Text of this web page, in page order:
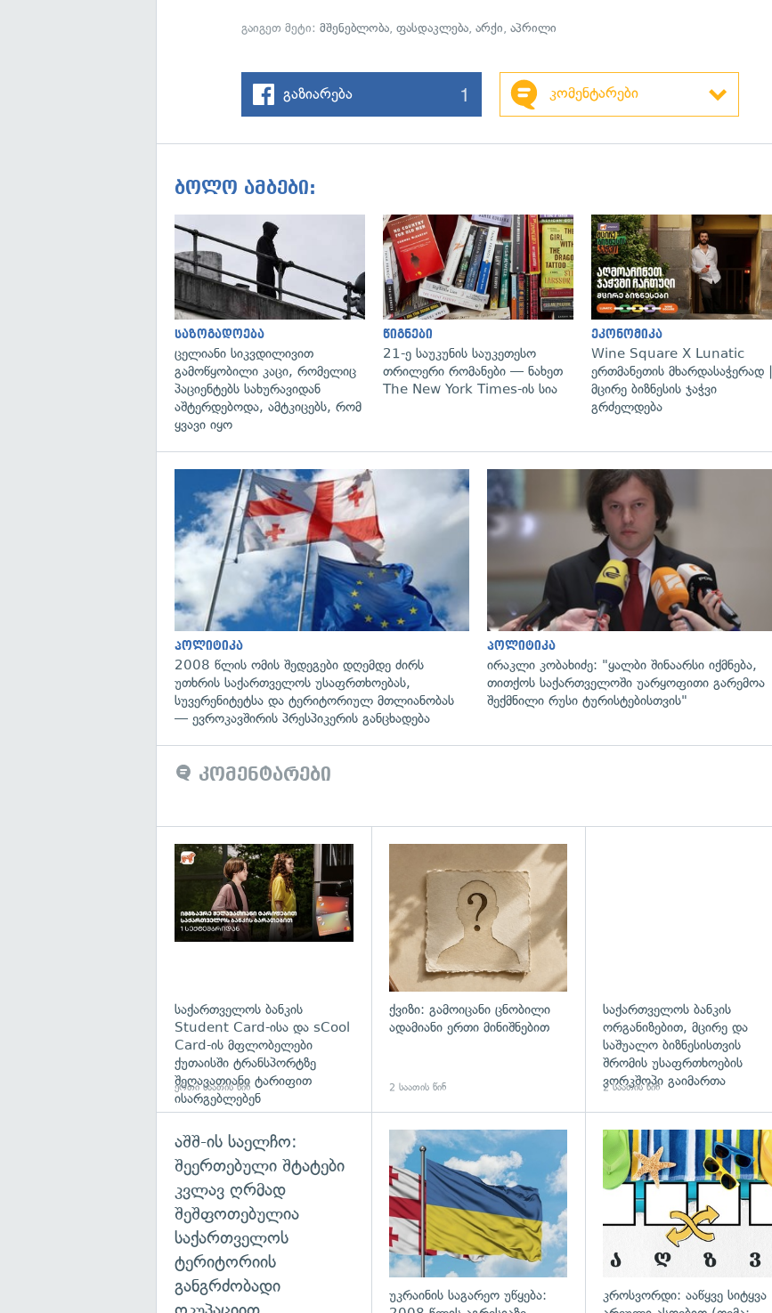
გაიგეთ მეტი:მშენებლობა,ფასდაკლება,არქი,აპრილი
გაზიარება 1 კომენტარები
ბოლო ამბები:
გადახედვა
საზოგადოება
ცელიანი სიკვდილივით
გამოწყობილი კაცი, რომელიც
პაციენტებს სახურავიდან
აშტერდებოდა, ამტკიცებს, რომ
ყვავი იყო
გადახედვა
წიგნები
21-ე საუკუნის საუკეთესო
თრილერი რომანები — ნახეთ
The New York Times-ის სია
ეკონომიკა
Wine Square X Lunatic
ერთმანეთის მხარდასაჭერად |
მცირე ბიზნესის ჯაჭვი
გრძელდება
პოლიტიკა
2008 წლის ომის შედეგები დღემდე ძირს
უთხრის საქართველოს უსაფრთხოებას,
სუვერენიტეტსა და ტერიტორიულ მთლიანობას
— ევროკავშირის პრესპიკერის განცხადება
პოლიტიკა
ირაკლი კობახიძე: "ყალბი შინაარსი იქმნება,
თითქოს საქართველოში უარყოფითი გარემოა
შექმნილი რუსი ტურისტებისთვის"
კომენტარები
საქართველოს ბანკის
Student Card-ისა და sCool
Card-ის მფლობელები
ქუთაისში ტრანსპორტზე
შეღავათიანი ტარიფით
ისარგებლებენ
ერთი საათის წინ
ქვიზი: გამოიცანი ცნობილი
ადამიანი ერთი მინიშნებით
2 საათის წინ
საქართველოს ბანკის
ორგანიზებით, მცირე და
საშუალო ბიზნესისთვის
შრომის უსაფრთხოების
ვორკშოპი გაიმართა
2 საათის წინ
აშშ-ის საელჩო:
შეერთებული შტატები
კვლავ ღრმად
შეშფოთებულია
საქართველოს
ტერიტორიის
განგრძობადი
გადახედვა
უკრაინის საგარეო უწყება:
კროსვორდი: ააწყვე სიტყვა